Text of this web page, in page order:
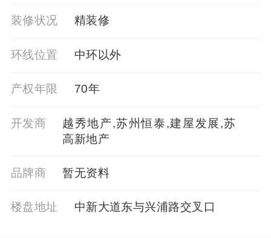
装修状况 精装修
环线位置 中环以外
产权年限 70年
开发商
越秀地产,苏州恒泰,建屋发展,苏
高新地产
品牌商 暂⽆资料
楼盘地址 中新大道东与兴浦路交叉口